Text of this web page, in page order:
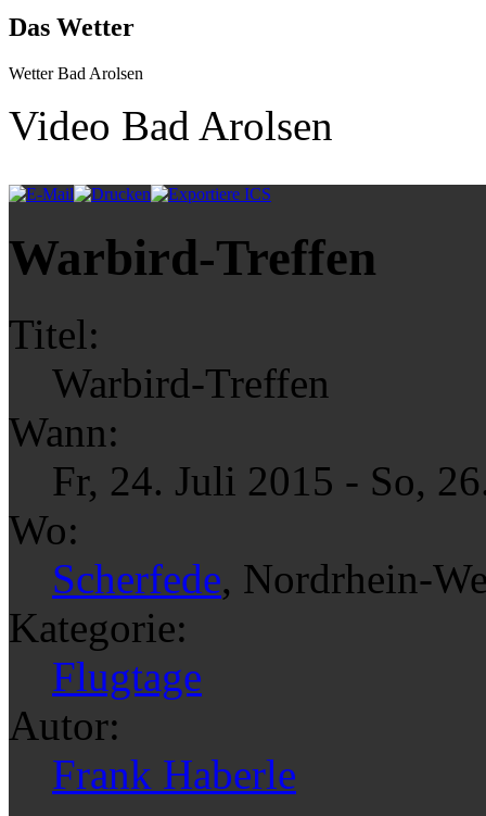
Das Wetter
Wetter Bad Arolsen
Video Bad Arolsen
Warbird-Treffen
Titel:
Warbird-Treffen
Wann:
Fr, 24. Juli 2015 - So,
Wo:
Scherfede, Nordrhein-
Kategorie:
Flugtage
Autor:
Frank Haberle